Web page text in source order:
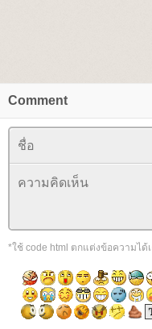
Comment
*ใช้ code html ตกแต่งข้อความได้